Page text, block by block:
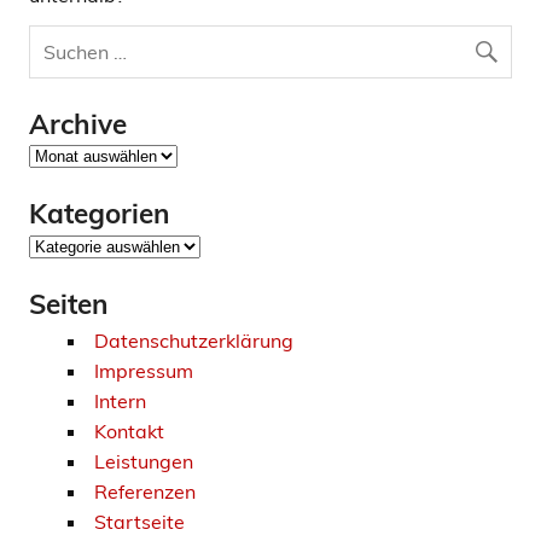
Archive
Archive
Kategorien
Kategorien
Seiten
Datenschutzerklärung
Impressum
Intern
Kontakt
Leistungen
Referenzen
Startseite